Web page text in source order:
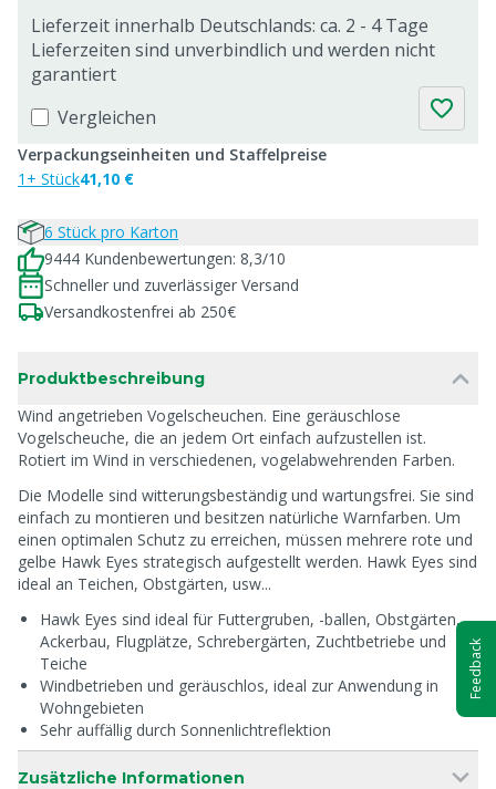
Lieferzeit innerhalb Deutschlands: ca. 2 - 4 Tage
Lieferzeiten sind unverbindlich und werden nicht
garantiert
Vergleichen
Verpackungseinheiten und Staffelpreise
1+ Stück41,10 €
6 Stück pro Karton
9444 Kundenbewertungen: 8,3/10
Schneller und zuverlässiger Versand
Versandkostenfrei ab 250€
Produktbeschreibung
Wind angetrieben Vogelscheuchen. Eine geräuschlose
Vogelscheuche, die an jedem Ort einfach aufzustellen ist.
Rotiert im Wind in verschiedenen, vogelabwehrenden Farben.
Die Modelle sind witterungsbeständig und wartungsfrei. Sie sind
einfach zu montieren und besitzen natürliche Warnfarben. Um
einen optimalen Schutz zu erreichen, müssen mehrere rote und
gelbe Hawk Eyes strategisch aufgestellt werden. Hawk Eyes sind
ideal an Teichen, Obstgärten, usw...
Hawk Eyes sind ideal für Futtergruben, -ballen, Obstgärten,
Ackerbau, Flugplätze, Schrebergärten, Zuchtbetriebe und
Teiche
Windbetrieben und geräuschlos, ideal zur Anwendung in
Wohngebieten
Sehr auffällig durch Sonnenlichtreflektion
Zusätzliche Informationen
Feedback